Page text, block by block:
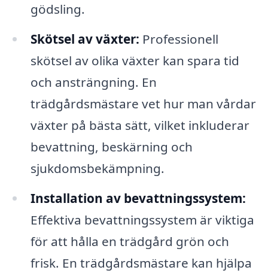
gödsling.
Skötsel av växter: Professionell
skötsel av olika växter kan spara tid
och ansträngning. En
trädgårdsmästare vet hur man vårdar
växter på bästa sätt, vilket inkluderar
bevattning, beskärning och
sjukdomsbekämpning.
Installation av bevattningssystem:
Effektiva bevattningssystem är viktiga
för att hålla en trädgård grön och
frisk. En trädgårdsmästare kan hjälpa